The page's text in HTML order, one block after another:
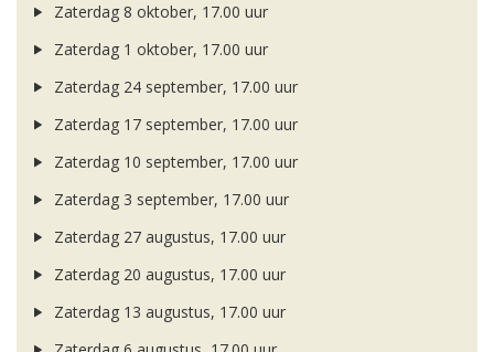
Zaterdag 8 oktober, 17.00 uur
Zaterdag 1 oktober, 17.00 uur
Zaterdag 24 september, 17.00 uur
Zaterdag 17 september, 17.00 uur
Zaterdag 10 september, 17.00 uur
Zaterdag 3 september, 17.00 uur
Zaterdag 27 augustus, 17.00 uur
Zaterdag 20 augustus, 17.00 uur
Zaterdag 13 augustus, 17.00 uur